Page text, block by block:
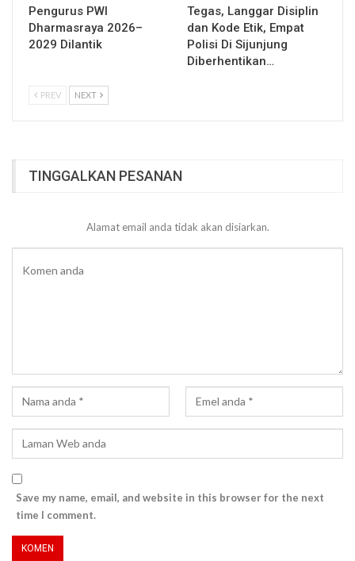
Pengurus PWI
Dharmasraya 2026–
2029 Dilantik
Tegas, Langgar Disiplin
dan Kode Etik, Empat
Polisi Di Sijunjung
Diberhentikan…
PREV NEXT
TINGGALKAN PESANAN
Alamat email anda tidak akan disiarkan.
Save my name, email, and website in this browser for the next
time I comment.